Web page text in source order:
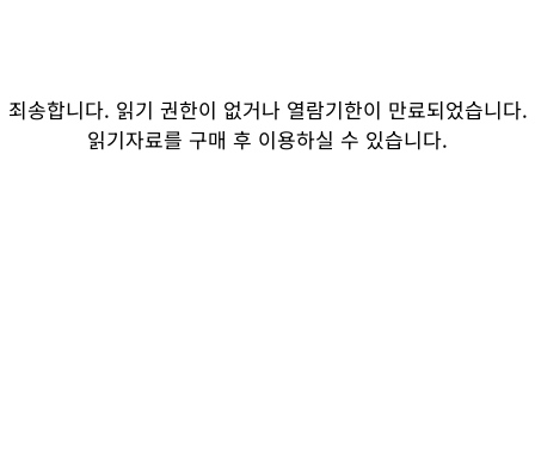
죄송합니다. 읽기 권한이 없거나 열람기한이 만료되었습니다.
읽기자료를 구매 후 이용하실 수 있습니다.